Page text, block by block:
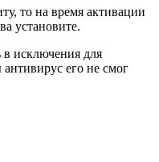
то на время активации
установите.
исключения для
его не смог